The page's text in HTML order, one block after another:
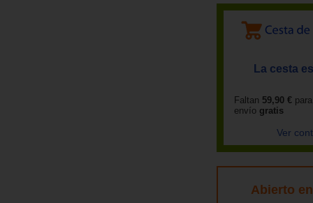
La cesta
Faltan 59,90 €
envío gratis
Ver
Abierto